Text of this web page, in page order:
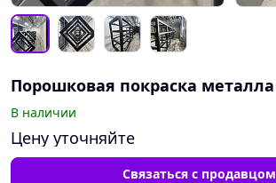
Порошковая покраска металла
В наличии
Цену уточняйте
Связаться с продавцом